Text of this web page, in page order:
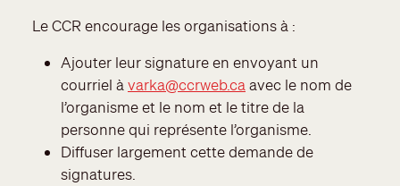
Le CCR encourage les organisations à :
Ajouter leur signature en envoyant un
courriel àvarka@ccrweb.caavec le nom de
l’organisme et le nom et le titre de la
personne qui représente l’organisme.
Diffuser largement cette demande de
signatures.